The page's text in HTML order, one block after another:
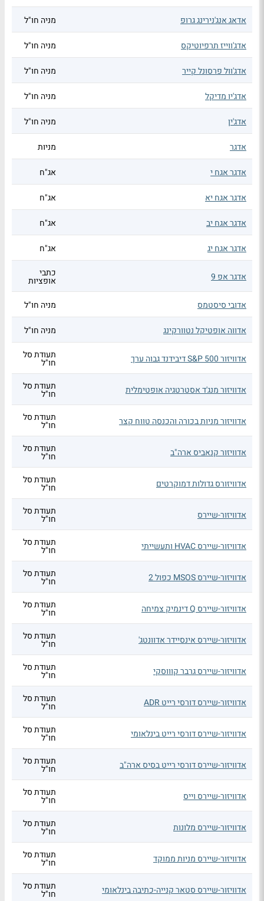
אדאג אנג'נירינג גרופ מניה חו"ל
אדג'ווייז תרפיוטיקס מניה חו"ל
אדג'וול פרסונל קייר מניה חו"ל
אדג'יו מדיקל מניה חו"ל
אדג'ין מניה חו"ל
אדגר מניות
אדגר אגח י אג"ח
אדגר אגח יא אג"ח
אדגר אגח יב אג"ח
אדגר אגח יג אג"ח
אדגר אפ 9 כתבי
אופציות
אדובי סיסטמס
מניה חו"ל
אדווה אופטיקל נטוורקינג מניה חו"ל
אדוויזור S&P 500 דיבידנד גבוה ערך תעודת סל
חו"ל
אדוויזור מנג'ד אסטרטגיה אופטימלית תעודת סל
חו"ל
אדוויזור מניות בכורה והכנסה טווח קצר תעודת סל
חו"ל
אדוויזור קנאביס ארה"ב תעודת סל
חו"ל
אדוויזורס גדולות דמוקרטים תעודת סל
חו"ל
אדוויזור-שיירס תעודת סל
חו"ל
אדוויזור-שיירס HVAC ותעשייתי תעודת סל
חו"ל
אדוויזור-שיירס MSOS כפול 2 תעודת סל
חו"ל
אדוויזור-שיירס Q דינמיק צמיחה תעודת סל
חו"ל
אדוויזור-שיירס אינסיידר אדוונטג' תעודת סל
חו"ל
אדוויזור-שיירס גרבר קוווסקי תעודת סל
חו"ל
אדוויזור-שיירס דורסי רייט ADR תעודת סל
חו"ל
אדוויזור-שיירס דורסי רייט בינלאומי תעודת סל
חו"ל
אדוויזור-שיירס דורסי רייט בסיס ארה"ב תעודת סל
חו"ל
אדוויזור-שיירס וייס תעודת סל
חו"ל
אדוויזור-שיירס מלונות תעודת סל
חו"ל
אדוויזור-שיירס מניות ממוקד תעודת סל
חו"ל
אדוויזור-שיירס סטאר קנייה-כתיבה בינלאומי תעודת סל
חו"ל